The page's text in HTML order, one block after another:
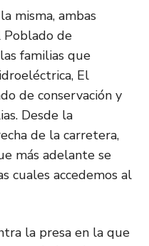
misma, ambas
Poblado de
familias que
El
de conservación y
Desde la
de la carretera,
más adelante se
cuales accedemos al
la presa en la que